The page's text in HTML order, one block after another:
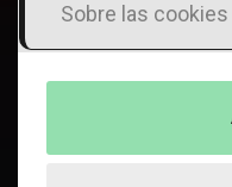
Sobre las cookies